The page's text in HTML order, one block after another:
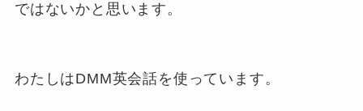
ではないかと思います。
わたしはDMM英会話を使っています。